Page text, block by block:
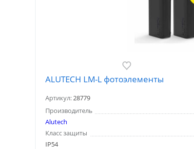
ALUTECH LM-L фотоэлементы
Артикул:28779
Производитель
Alutech
Класс защиты
IP54